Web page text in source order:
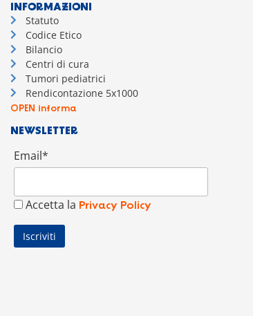
INFORMAZIONI
Statuto
Codice Etico
Bilancio
Centri di cura
Tumori pediatrici
Rendicontazione 5x1000
OPEN informa
NEWSLETTER
Email*
Accetta la Privacy Policy